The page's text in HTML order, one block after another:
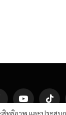
YouTube TikTok
ทธิภาพ และประสบก